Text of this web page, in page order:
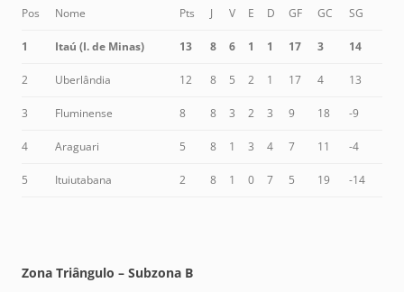
Pos Nome Pts J V E D GF GC SG
1 Itaú (I. de Minas) 13 8 6 1 1 17 3 14
2 Uberlândia 12 8 5 2 1 17 4 13
3 Fluminense 8 8 3 2 3 9 18 -9
4 Araguari 5 8 1 3 4 7 11 -4
5 Ituiutabana 2 8 1 0 7 5 19 -14
Zona Triângulo – Subzona B